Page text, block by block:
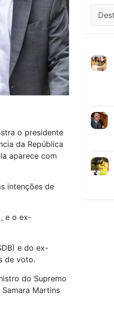
o presidente
da República
aparece com
intenções de
e o ex-
e do ex-
de voto.
do Supremo
Martins